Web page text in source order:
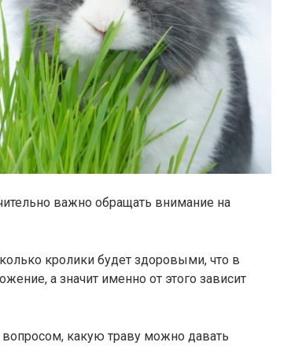
важно обращать внимание на
кролики будет здоровыми, что в
а значит именно от этого зависит
какую траву можно давать